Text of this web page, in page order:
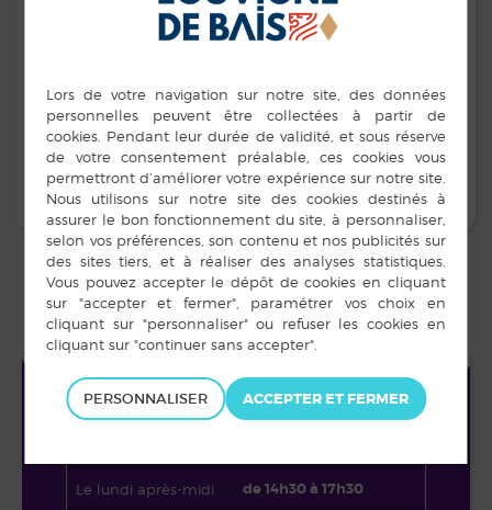
Le lundi après-midi de 14h30 à 17h30
PERSONNALISER